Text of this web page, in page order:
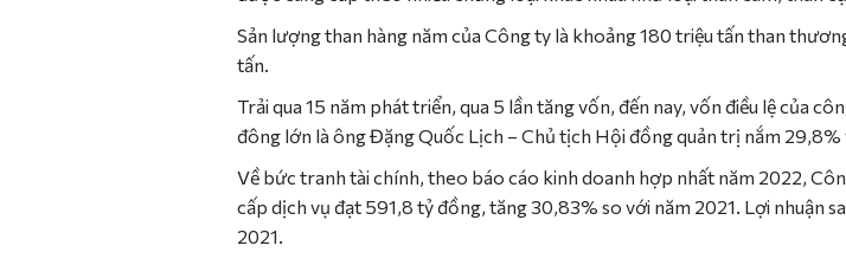
Sản lượng than hàng năm của Công ty là khoảng 180 triệu tấn than
tấn.
Trải qua 15 năm phát triển, qua 5 lần tăng vốn, đến nay, vốn điều lệ của
đông lớn là ông Đặng Quốc Lịch – Chủ tịch Hội đồng quản trị nắm 29,8%
Về bức tranh tài chính, theo báo cáo kinh doanh hợp nhất năm 2022,
cấp dịch vụ đạt 591,8 tỷ đồng, tăng 30,83% so với năm 2021. Lợi nhuận
2021.